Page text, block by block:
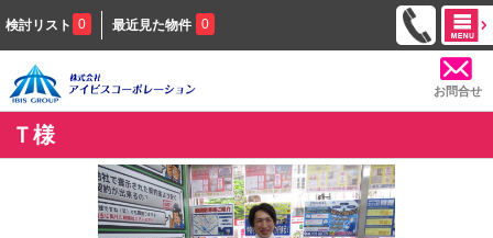
検討リスト 0 最近見た物件 0
お問合せ
Ｔ様